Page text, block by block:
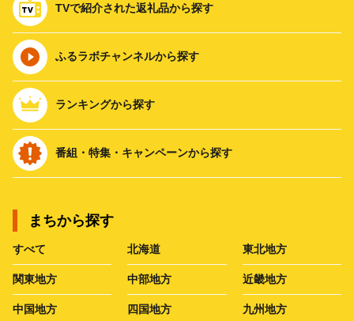
TVで紹介された返礼品から探す
ふるラボチャンネルから探す
ランキングから探す
番組・特集・キャンペーンから探す
まちから探す
すべて 北海道 東北地方
関東地方 中部地方 近畿地方
中国地方 四国地方 九州地方